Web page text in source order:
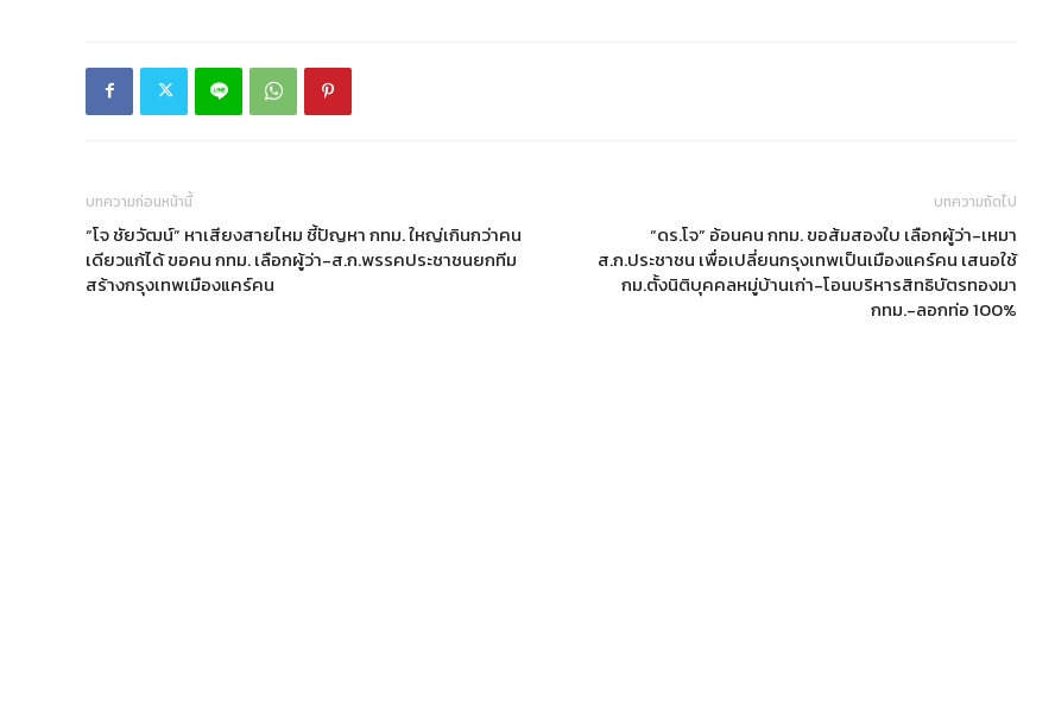
บทความก่อนหน้านี้
“โจ ชัยวัฒน์” หาเสียงสายไหม ชี้ปัญหา กทม. ใหญ่เกินกว่าคน
เดียวแก้ได้ ขอคน กทม. เลือกผู้ว่า-ส.ก.พรรคประชาชนยกทีม
สร้างกรุงเทพเมืองแคร์คน
บทความถัดไป
“ดร.โจ” อ้อนคน กทม. ขอส้มสองใบ เลือกผู้ว่า-เหมา
ส.ก.ประชาชน เพื่อเปลี่ยนกรุงเทพเป็นเมืองแคร์คน เสนอใช้
กม.ตั้งนิติบุคคลหมู่บ้านเก่า-โอนบริหารสิทธิบัตรทองมา
กทม.-ลอกท่อ 100%